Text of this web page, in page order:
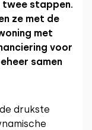
twee stappen.
ze met de
met
voor
samen
drukste